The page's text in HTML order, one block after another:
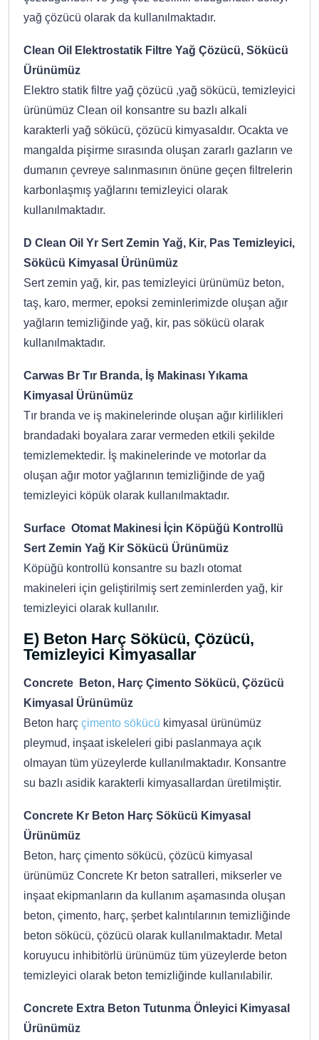
yağ çözücü olarak da kullanılmaktadır.
Clean Oil Elektrostatik Filtre Yağ Çözücü, Sökücü
Ürünümüz
Elektro statik filtre yağ çözücü ,yağ sökücü, temizleyici
ürünümüz Clean oil konsantre su bazlı alkali
karakterli yağ sökücü, çözücü kimyasaldır. Ocakta ve
mangalda pişirme sırasında oluşan zararlı gazların ve
dumanın çevreye salınmasının önüne geçen filtrelerin
karbonlaşmış yağlarını temizleyici olarak
kullanılmaktadır.
D Clean Oil Yr Sert Zemin Yağ, Kir, Pas Temizleyici,
Sökücü Kimyasal Ürünümüz
Sert zemin yağ, kir, pas temizleyici ürünümüz beton,
taş, karo, mermer, epoksi zeminlerimizde oluşan ağır
yağların temizliğinde yağ, kir, pas sökücü olarak
kullanılmaktadır.
Carwas Br Tır Branda, İş Makinası Yıkama
Kimyasal Ürünümüz
Tır branda ve iş makinelerinde oluşan ağır kirlilikleri
brandadaki boyalara zarar vermeden etkili şekilde
temizlemektedir. İş makinelerinde ve motorlar da
oluşan ağır motor yağlarının temizliğinde de yağ
temizleyici köpük olarak kullanılmaktadır.
Surface Otomat Makinesi İçin Köpüğü Kontrollü
Sert Zemin Yağ Kir Sökücü Ürünümüz
Köpüğü kontrollü konsantre su bazlı otomat
makineleri için geliştirilmiş sert zeminlerden yağ, kir
temizleyici olarak kullanılır.
E) Beton Harç Sökücü, Çözücü,
Temizleyici Kimyasallar
Concrete Beton, Harç Çimento Sökücü, Çözücü
Kimyasal Ürünümüz
Beton harç çimento sökücü kimyasal ürünümüz
pleymud, inşaat iskeleleri gibi paslanmaya açık
olmayan tüm yüzeylerde kullanılmaktadır. Konsantre
su bazlı asidik karakterli kimyasallardan üretilmiştir.
Concrete Kr Beton Harç Sökücü Kimyasal
Ürünümüz
Beton, harç çimento sökücü, çözücü kimyasal
ürünümüz Concrete Kr beton satralleri, mikserler ve
inşaat ekipmanların da kullanım aşamasında oluşan
beton, çimento, harç, şerbet kalıntılarının temizliğinde
beton sökücü, çözücü olarak kullanılmaktadır. Metal
koruyucu inhibitörlü ürünümüz tüm yüzeylerde beton
temizleyici olarak beton temizliğinde kullanılabilir.
Concrete Extra Beton Tutunma Önleyici Kimyasal
Ürünümüz